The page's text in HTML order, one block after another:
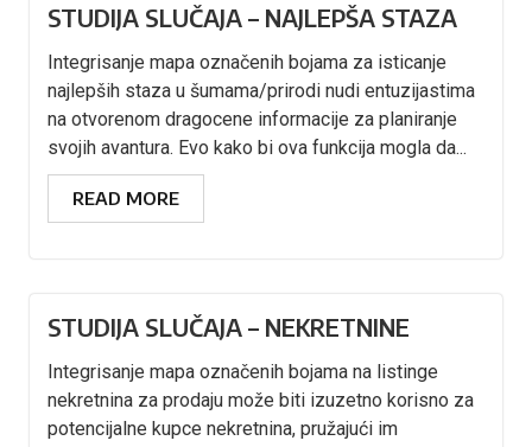
STUDIJA SLUČAJA – NAJLEPŠA STAZA
Integrisanje mapa označenih bojama za isticanje
najlepših staza u šumama/prirodi nudi entuzijastima
na otvorenom dragocene informacije za planiranje
svojih avantura. Evo kako bi ova funkcija mogla da...
READ MORE
STUDIJA SLUČAJA – NEKRETNINE
Integrisanje mapa označenih bojama na listinge
nekretnina za prodaju može biti izuzetno korisno za
potencijalne kupce nekretnina, pružajući im